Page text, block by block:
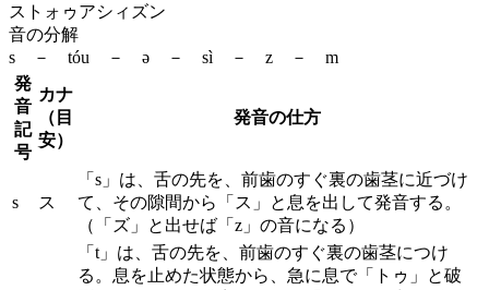
ストォゥアシィズン
音の分解
s － tóu － ə － sì － z － m
発
音
記
号
カナ
（目
安）
発音の仕方
s ス
「s」は、舌の先を、前歯のすぐ裏の歯茎に近づけ
て、その隙間から「ス」と息を出して発音する。
（「ズ」と出せば「z」の音になる）
「t」は、舌の先を、前歯のすぐ裏の歯茎につけ
る。息を止めた状態から、急に息で「トゥ」と破